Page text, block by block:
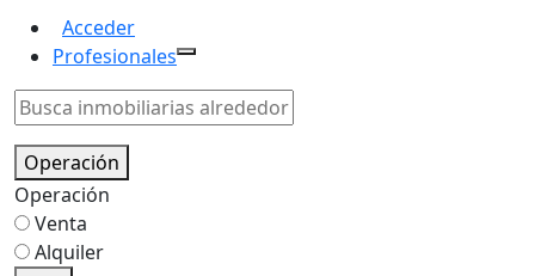
Acceder
Profesionales
Operación
Operación
Venta
Alquiler